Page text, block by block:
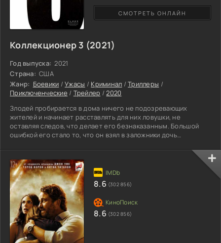
Коллекционер 3 (2021)
Год выпуска: 2021
Страна: США
Жанр: Боевики /Ужасы / Криминал /Триллеры /
Приключенческие / Трейлер /2020
Злодей пробирается в дома ничего не подозревающих
жителей и начинает расставлять для них ловушки, не
оставляя следов, что делает его безнаказанным. Большой
ошибкой его стало то, что он взял в заложники дочь
пропавшей девушки, которые не станут церемониться в
выборе методов для осуществления планов. В результате
стычки в живых остались лишь коллекционер и мужчина, что
был его жертвой, но сумел выбраться. Основному персонажу
в очередной раз
СМОТРЕТЬ ОНЛАЙН
8.6 (302 856)
8.6 (302 856)